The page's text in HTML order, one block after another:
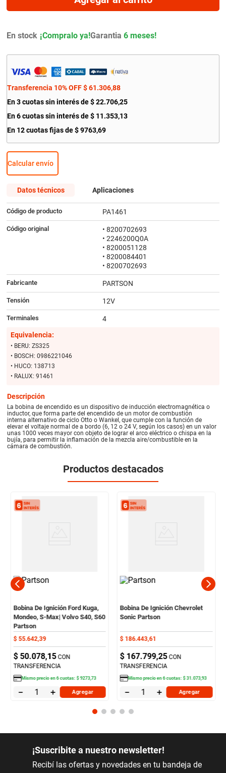
En stock Garantia 6 meses!
Transferencia 10% OFF $ 61.306,88
En 3 cuotas sin interés de $ 22.706,25
En 6 cuotas sin interés de$ 11.353,13
En 12 cuotas fijas de $ 9763,69
Calcular envío
Datos técnicos Aplicaciones
Código de producto PA1461
Código original
• 8200702693
• 2246200Q0A
• 8200051128
• 8200084401
• 8200702693
Fabricante PARTSON
Tensión 12V
Terminales
4
Equivalencia:
• BERU: ZS325
• BOSCH: 0986221046
• HUCO: 138713
• RALUX: 91461
Descripción
La bobina de encendido es un dispositivo de inducción electromagnética o
inductor, que forma parte del encendido de un motor de combustión
interna alternativo de ciclo Otto o Wankel, que cumple con la función de
elevar el voltaje normal de a bordo (6, 12 o 24 V, según los casos) en un valor
unas 1000 veces mayor con objeto de lograr el arco eléctrico o chispa en la
bujía, para permitir la inflamación de la mezcla aire/combustible en la
cámara de combustión.
Productos destacados
Bobina De Ignición Ford Kuga,
Mondeo, S-Max| Volvo S40, S60
Partson
$ 55.642,39
$ 50.078,15 CON
TRANSFERENCIA
Mismo precio en6cuotas:$ 9273,73
＋
－ Agregar
Bobina De Ignición Chevrolet
Sonic Partson
$ 186.443,61
$ 167.799,25 CON
TRANSFERENCIA
Mismo precio en6cuotas:$ 31 .073,93
＋
－ Agregar
¡Suscribite a nuestro newsletter!
Recibí las ofertas y novedades en tu bandeja de